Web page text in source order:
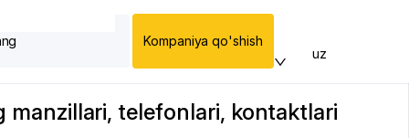
Kompaniya qo'shish
uz
manzillari, telefonlari, kontaktlari